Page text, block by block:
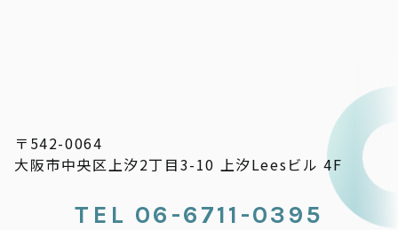
〒542-0064
大阪市中央区上汐2丁目3-10 上汐Leesビル 4F
TEL 06-6711-0395